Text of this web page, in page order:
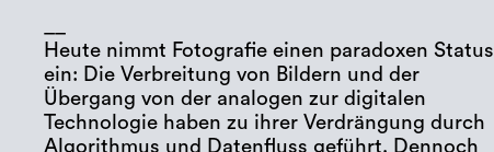
Heute nimmt Fotografie einen paradoxen Status
ein: Die Verbreitung von Bildern und der
Übergang von der analogen zur digitalen
Technologie haben zu ihrer Verdrängung durch
Algorithmus und Datenfluss geführt. Dennoch